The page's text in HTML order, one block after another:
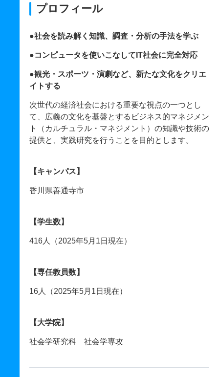
プロフィール
●社会を読み解く知識、調査・分析の手法を学ぶ
●コンピュータを使いこなしてIT社会に完全対応
●観光・スポーツ・演劇など、新たな文化をクリエ
イトする
次世代の経済社会における重要な視点の一つとし
て、広義の文化を基盤とするビジネス的マネジメン
ト（カルチュラル・マネジメント）の知識や技術の
提供と、実践研究を行うことを目的とします。
【キャンパス】
香川県善通寺市
【学生数】
416人（2025年5月1日現在）
【専任教員数】
16人（2025年5月1日現在）
【大学院】
社会学研究科 社会学専攻